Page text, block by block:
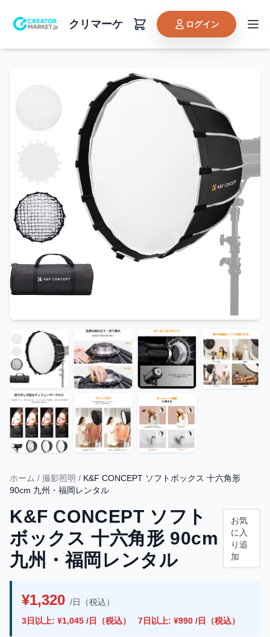
クリマーケ ログイン
ホーム / 撮影照明 / K&F CONCEPT ソフトボックス 十六角形
90cm 九州・福岡レンタル
K&F CONCEPT ソフト
ボックス 十六角形 90cm
九州・福岡レンタル
お気
に入
り追
加
¥1,320 /日（税込）
3日以上: ¥1,045 /日（税込）
7日以上: ¥990 /日（税込）